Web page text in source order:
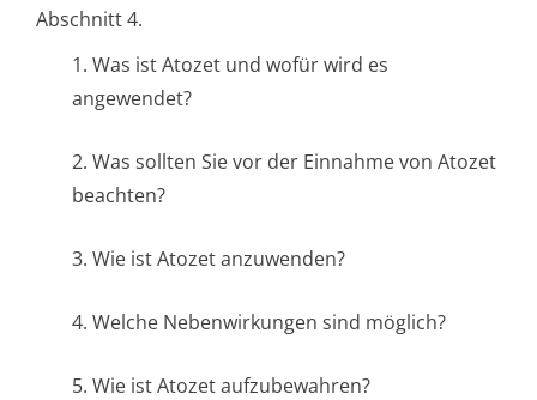
Abschnitt 4.
1. Was ist Atozet und wofür wird es
angewendet?
2. Was sollten Sie vor der Einnahme von Atozet
beachten?
3. Wie ist Atozet anzuwenden?
4. Welche Nebenwirkungen sind möglich?
5. Wie ist Atozet aufzubewahren?